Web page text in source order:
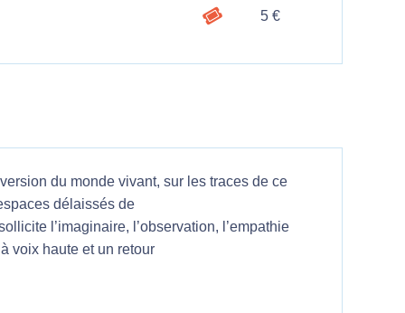
5 €
du monde vivant, sur les traces de ce
délaissés de
l’imaginaire, l’observation, l’empathie
voix haute et un retour